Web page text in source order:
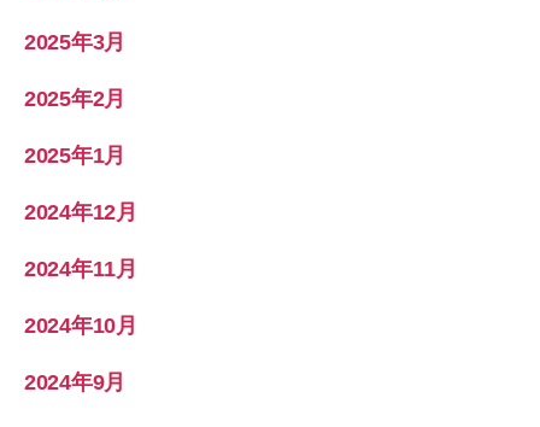
2025年3月
2025年2月
2025年1月
2024年12月
2024年11月
2024年10月
2024年9月